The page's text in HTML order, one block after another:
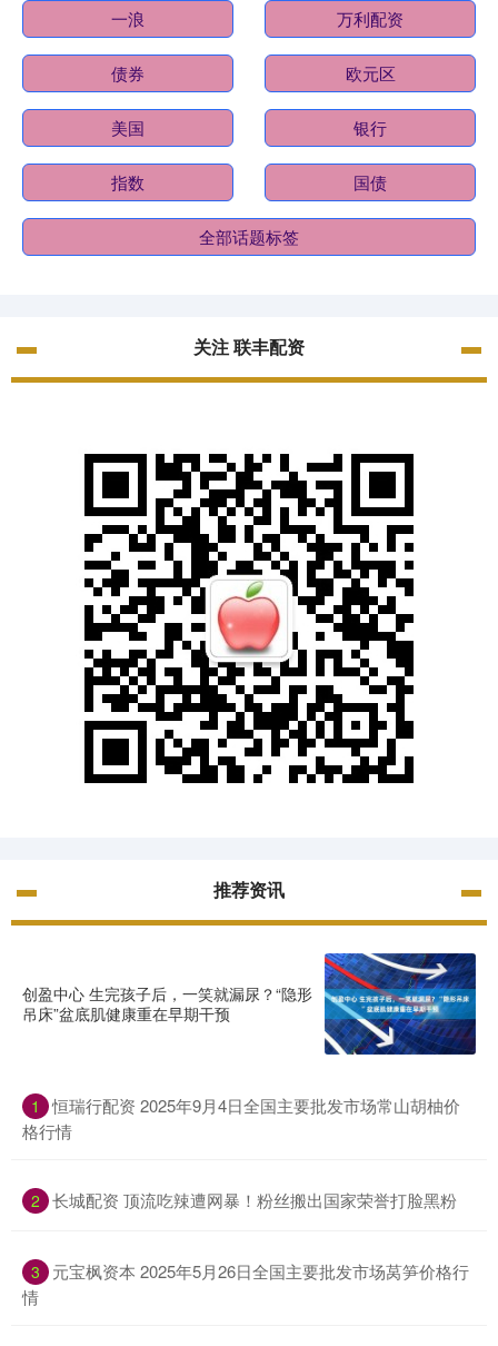
一浪 万利配资
债券 欧元区
美国 银行
指数 国债
全部话题标签
关注 联丰配资
推荐资讯
创盈中心 生完孩子后，一笑就漏尿？“隐形
吊床”盆底肌健康重在早期干预
1
恒瑞行配资 2025年9月4日全国主要批发市场常山胡柚价
格行情
2 长城配资 顶流吃辣遭网暴！粉丝搬出国家荣誉打脸黑粉
3
元宝枫资本 2025年5月26日全国主要批发市场莴笋价格行
情